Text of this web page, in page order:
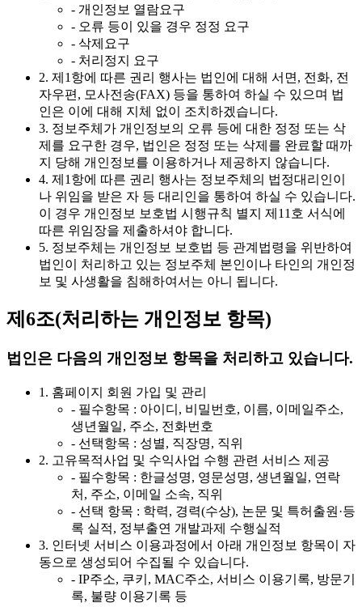
- 개인정보 열람요구
- 오류 등이 있을 경우 정정 요구
- 삭제요구
- 처리정지 요구
2. 제1항에 따른 권리 행사는 법인에 대해 서면, 전화, 전
자우편, 모사전송(FAX) 등을 통하여 하실 수 있으며 법
인은 이에 대해 지체 없이 조치하겠습니다.
3. 정보주체가 개인정보의 오류 등에 대한 정정 또는 삭
제를 요구한 경우, 법인은 정정 또는 삭제를 완료할 때까
지 당해 개인정보를 이용하거나 제공하지 않습니다.
4. 제1항에 따른 권리 행사는 정보주체의 법정대리인이
나 위임을 받은 자 등 대리인을 통하여 하실 수 있습니다.
이 경우 개인정보 보호법 시행규칙 별지 제11호 서식에
따른 위임장을 제출하셔야 합니다.
5. 정보주체는 개인정보 보호법 등 관계법령을 위반하여
법인이 처리하고 있는 정보주체 본인이나 타인의 개인정
보 및 사생활을 침해하여서는 아니 됩니다.
제6조(처리하는 개인정보 항목)
법인은 다음의 개인정보 항목을 처리하고 있습니다.
1. 홈페이지 회원 가입 및 관리
- 필수항목 : 아이디, 비밀번호, 이름, 이메일주소,
생년월일, 주소, 전화번호
- 선택항목 : 성별, 직장명, 직위
2. 고유목적사업 및 수익사업 수행 관련 서비스 제공
- 필수항목 : 한글성명, 영문성명, 생년월일, 연락
처, 주소, 이메일 소속, 직위
- 선택 항목 : 학력, 경력(수상), 논문 및 특허출원·등
록 실적, 정부출연 개발과제 수행실적
3. 인터넷 서비스 이용과정에서 아래 개인정보 항목이 자
동으로 생성되어 수집될 수 있습니다.
- IP주소, 쿠키, MAC주소, 서비스 이용기록, 방문기
록, 불량 이용기록 등